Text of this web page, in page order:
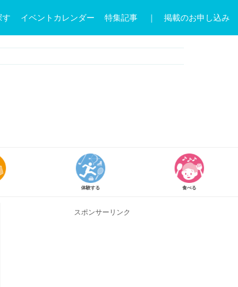
す イベントカレンダー 特集記事 ｜ 掲載のお申し込み
食べる 参加
スポンサーリンク